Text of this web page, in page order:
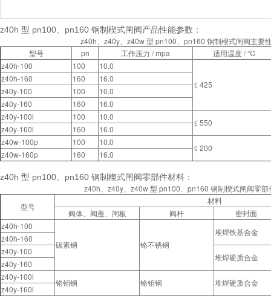
z40h 型 pn100、pn160 钢制楔式闸阀产品性能参数：
z40h、z40y、z40w 型 pn100、pn160 钢制楔式闸阀主要
型号
pn 工作压力 / mpa
适用温度 / ℃
z40h-100
100
10.0
≤ 425
z40h-160 160
16.0
z40y-100
100
10.0
z40y-160
160
16.0
z40y-100i
100 10.0
≤ 550
z40y-160i 160
16.0
z40w-100p
100 10.0
≤ 200
z40w-160p 160 16.0
z40h 型 pn100、pn160 钢制楔式闸阀零部件材料：
z40h、z40y、z40w 型 pn100、pn160 钢制楔式闸阀零部
型号
材料
阀体、阀盖、闸板
阀杆
密封面
z40h-100
碳素钢
铬不锈钢
堆焊铁基合金
z40h-160
z40y-100
堆焊硬质合金
z40y-160
z40y-100i
铬钼钢 铬钼钢 堆焊硬质合金
z40y-160i